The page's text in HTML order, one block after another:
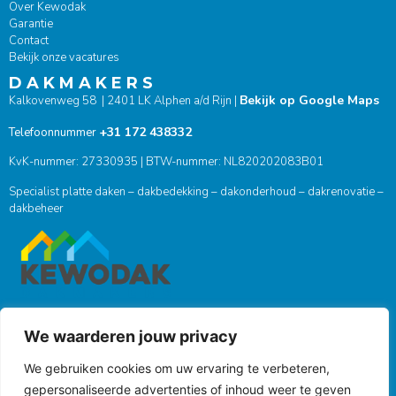
We waarderen jouw privacy
We gebruiken cookies om uw ervaring te verbeteren,
gepersonaliseerde advertenties of inhoud weer te geven
Over Kewodak
Garantie
Contact
Bekijk onze vacatures
D A K M A K E R S
Kalkovenweg 58 | 2401 LK Alphen a/d Rijn | Bekijk op Google Maps
Telefoonnummer +31 172 438332
KvK-nummer: 27330935 | BTW-nummer: NL820202083B01
Specialist platte daken – dakbedekking – dakonderhoud – dakrenovatie –
dakbeheer
ONZE SOCIALS